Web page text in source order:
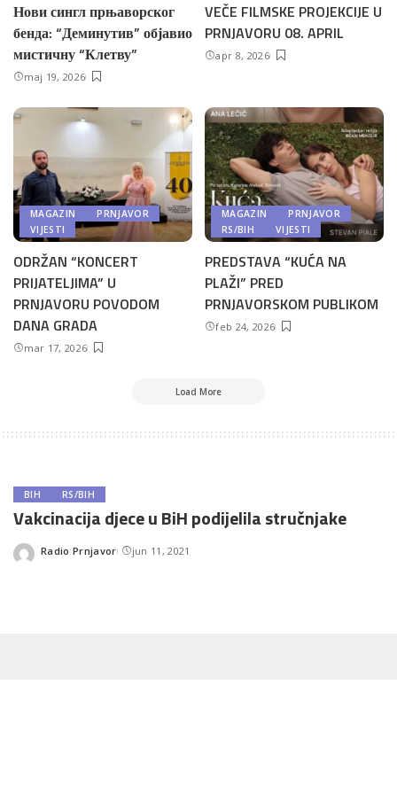
Нови сингл прњаворског
бенда: “Деминутив” објавио
мистичну “Клетву”
maj 19, 2026
VEČE FILMSKE PROJEKCIJE U
PRNJAVORU 08. APRIL
apr 8, 2026
MAGAZIN
PRNJAVOR
VIJESTI
ODRŽAN “KONCERT
PRIJATELJIMA” U
PRNJAVORU POVODOM
DANA GRADA
mar 17, 2026
MAGAZIN
PRNJAVOR
RS/BIH
VIJESTI
PREDSTAVA “KUĆA NA
PLAŽI” PRED
PRNJAVORSKOM PUBLIKOM
feb 24, 2026
Load More
BIH RS/BIH
Vakcinacija djece u BiH podijelila stručnjake
Posted
Radio Prnjavor jun 11, 2021